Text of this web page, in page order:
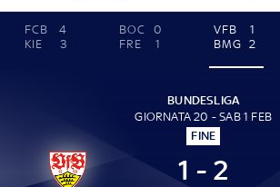
FCB
4
KIE
3
BOC
0
FRE
1
VFB
1
BMG 2
BUNDESLIGA
GIORNATA 20 - SAB 1 FEB
FINE
1 - 2